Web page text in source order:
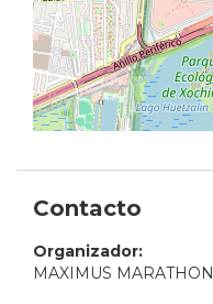
Contacto
Organizador:
MAXIMUS MARATHON